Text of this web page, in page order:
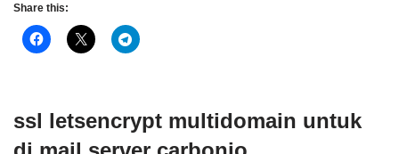
Share this:
ssl letsencrypt multidomain untuk